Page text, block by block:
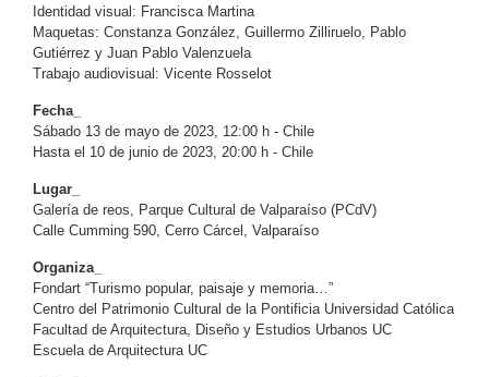
Identidad visual: Francisca Martina
Maquetas: Constanza González, Guillermo Zilliruelo, Pablo
Gutiérrez y Juan Pablo Valenzuela
Trabajo audiovisual: Vicente Rosselot
Fecha_
Sábado 13 de mayo de 2023, 12:00 h - Chile
Hasta el 10 de junio de 2023, 20:00 h - Chile
Lugar_
Galería de reos, Parque Cultural de Valparaíso (PCdV)
Calle Cumming 590, Cerro Cárcel, Valparaíso
Organiza_
Fondart “Turismo popular, paisaje y memoria…”
Centro del Patrimonio Cultural de la Pontificia Universidad Católica
Facultad de Arquitectura, Diseño y Estudios Urbanos UC
Escuela de Arquitectura UC